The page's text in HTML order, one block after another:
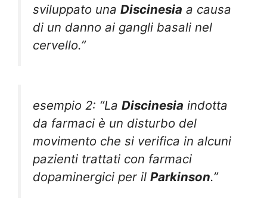
sviluppato una Discinesia a causa
di un danno ai gangli basali nel
cervello.”
esempio 2: “La Discinesia indotta
da farmaci è un disturbo del
movimento che si verifica in alcuni
pazienti trattati con farmaci
dopaminergici per il Parkinson.”